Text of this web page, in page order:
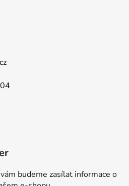
budeme zasílat informace o